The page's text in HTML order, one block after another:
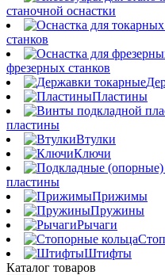
станочной оснастки
станков
фрезерных станков
Пластины
пластины
Втулки
Ключи
пластины
Прижимы
Пружины
Рычаги
Штифты
Каталог товаров